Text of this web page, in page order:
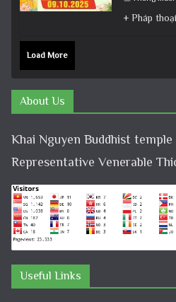
Load More
About Us
Khai Nguyen Buddhist temple
Representative Venerable
Useful Links